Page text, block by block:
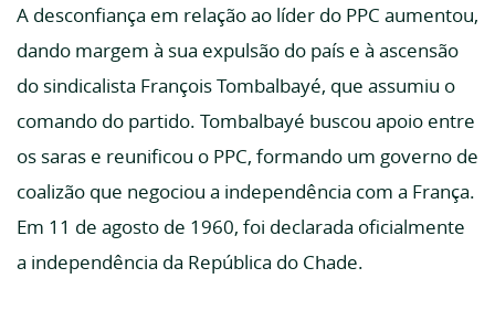
A desconfiança em relação ao líder do PPC aumentou,
dando margem à sua expulsão do país e à ascensão
do sindicalista François Tombalbayé, que assumiu o
comando do partido. Tombalbayé buscou apoio entre
os saras e reunificou o PPC, formando um governo de
coalizão que negociou a independência com a França.
Em 11 de agosto de 1960, foi declarada oficialmente
a independência da República do Chade.